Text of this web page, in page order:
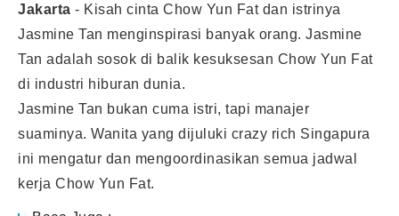
Jakarta - Kisah cinta Chow Yun Fatdan istrinya
Jasmine Tan menginspirasi banyak orang. Jasmine
Tan adalah sosok di balik kesuksesan Chow Yun Fat
di industri hiburan dunia.
Jasmine Tan bukan cuma istri, tapi manajer
suaminya. Wanita yang dijuluki crazy rich Singapura
ini mengatur dan mengoordinasikan semua jadwal
kerja Chow Yun Fat.